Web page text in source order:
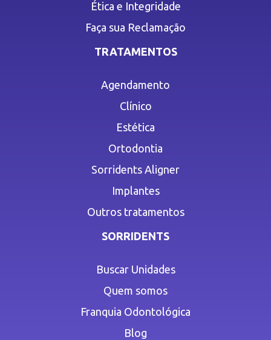
Ética e Integridade
Faça sua Reclamação
TRATAMENTOS
Agendamento
Clínico
Estética
Ortodontia
Sorridents Aligner
Implantes
Outros tratamentos
SORRIDENTS
Buscar Unidades
Quem somos
Franquia Odontológica
Blog